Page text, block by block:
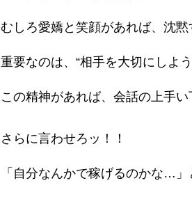
むしろ愛嬌と笑顔があれば、沈黙
重要なのは、“相手を大切にしよ
この精神があれば、会話の上手
さらに言わせろッ！！
「自分なんかで稼げるのかな…」